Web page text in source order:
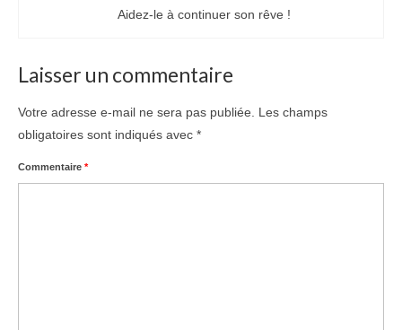
Aidez-le à continuer son rêve !
Laisser un commentaire
Votre adresse e-mail ne sera pas publiée.
Les champs
obligatoires sont indiqués avec *
Commentaire *